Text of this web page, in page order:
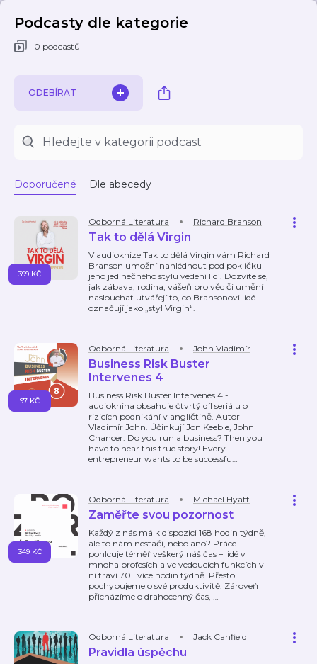
Podcasty dle kategorie
0 podcastů
ODEBÍRAT
Doporučené Dle abecedy
Odborná Literatura Richard Branson
Tak to dělá Virgin
V audioknize Tak to dělá Virgin vám Richard
Branson umožní nahlédnout pod pokličku
jeho jedinečného stylu vedení lidí. Dozvíte se,
jak zábava, rodina, vášeň pro věc či umění
naslouchat utvářejí to, co Bransonovi lidé
označují jako „styl Virgin“.
399 KČ
Odborná Literatura John Vladimír
Business Risk Buster
Intervenes 4
Business Risk Buster Intervenes 4 -
audiokniha obsahuje čtvrtý díl seriálu o
rizicích podnikání v angličtině. Autor
Vladimír John. Účinkují Jon Keeble, John
Chancer. Do you run a business? Then you
have to hear this true story! Every
entrepreneur wants to be successfu…
97 KČ
Odborná Literatura Michael Hyatt
Zaměřte svou pozornost
Každý z nás má k dispozici 168 hodin týdně,
ale to nám nestačí, nebo ano? Práce
pohlcuje téměř veškerý náš čas – lidé v
mnoha profesích a ve vedoucích funkcích v
ní tráví 70 i více hodin týdně. Přesto
pochybujeme o své produktivitě. Zároveň
přicházíme o drahocenný čas, …
349 KČ
Odborná Literatura Jack Canfield
Pravidla úspěchu